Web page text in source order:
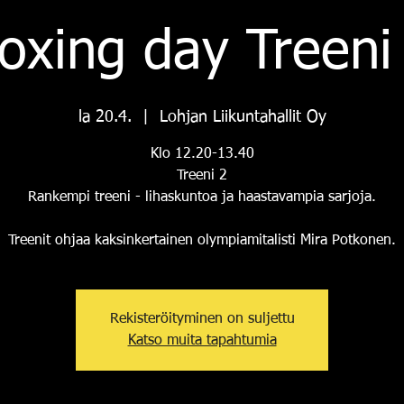
day
la 20.4. Lohjan Liikuntahallit Oy
Klo 12.20-13.40
Treeni 2
Rankempi treeni - lihaskuntoa ja haastavampia sarjoja.
Treenit ohjaa kaksinkertainen olympiamitalisti Mira Potkonen.
Rekisteröityminen on suljettu
Katso muita tapahtumia